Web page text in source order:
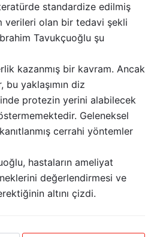
standardize edilmiş
verileri olan bir tedavi şekli
Tavukçuoğlu şu
kazanmış bir kavram. Ancak
bu yaklaşımın diz
protezin yerini alabilecek
Geleneksel
cerrahi yöntemler
hastaların ameliyat
değerlendirmesi ve
altını çizdi.